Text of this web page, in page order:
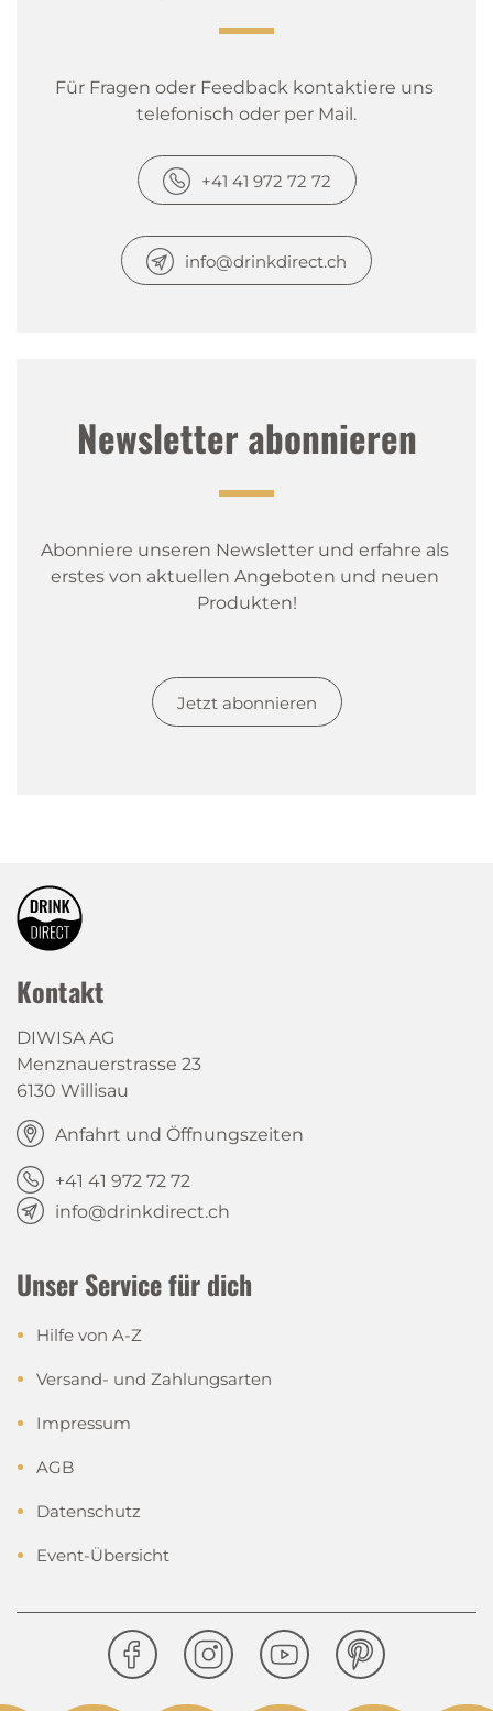
Unser Service
für dich
Beratung am
Für Fragen oder Feedback kontaktiere uns
telefonisch oder per Mail.
+41 41 972 72 72
info@drinkdirect.ch
Newsletter abonnieren
Abonniere unseren Newsletter und erfahre als
erstes von aktuellen Angeboten und neuen
Produkten!
Jetzt abonnieren
Kontakt
DIWISA AG
Menznauerstrasse 23
6130 Willisau
Anfahrt und Öffnungszeiten
+41 41 972 72 72
info@drinkdirect.ch
Unser Service für dich
Hilfe von A-Z
Versand- und Zahlungsarten
Impressum
AGB
Datenschutz
Event-Übersicht